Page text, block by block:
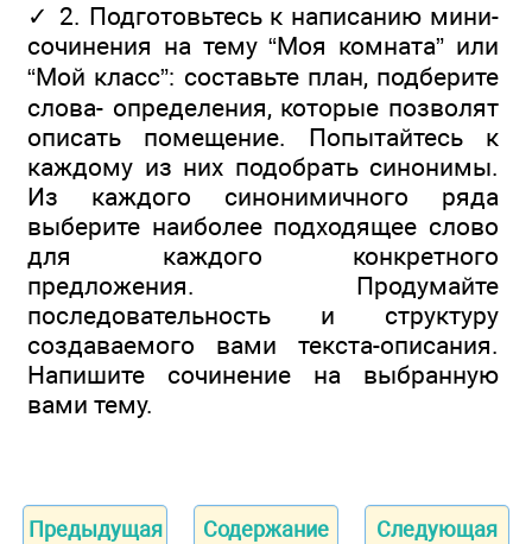
✓ 2. Подготовьтесь к написанию мини-
сочинения на тему “Моя комната” или
“Мой класс”: составьте план, подберите
слова- определения, которые позволят
описать помещение. Попытайтесь к
каждому из них подобрать синонимы.
Из каждого синонимичного ряда
выберите наиболее подходящее слово
для каждого конкретного
предложения. Продумайте
последовательность и структуру
создаваемого вами текста-описания.
Напишите сочинение на выбранную
вами тему.
Предыдущая Содержание Следующая